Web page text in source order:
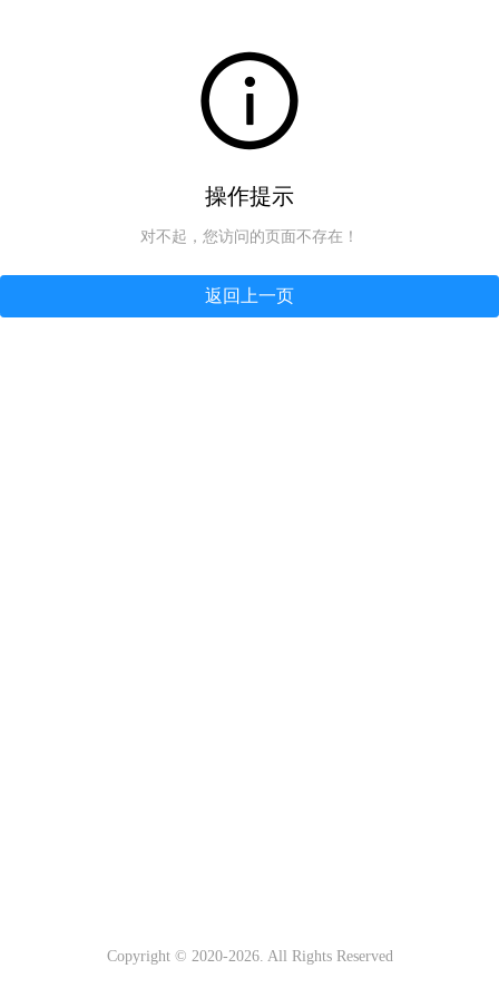
操作提示
对不起，您访问的页面不存在！
返回上一页
Copyright © 2020-2026. All Rights Reserved